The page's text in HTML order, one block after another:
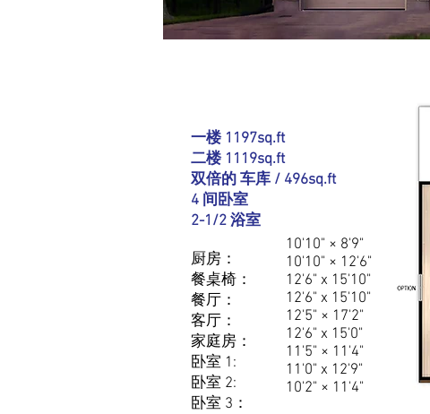
一楼 1197sq.ft
二楼 1119sq.ft
双倍的 车库 / 496sq.ft
4 间卧室
2-1/2 浴室
厨房：
餐桌椅：
餐厅：
客厅：
家庭房：
卧室 1:
卧室 2:
卧室 3：
10'10" × 8'9"
10'10" × 12'6"
12'6" x 15'10"
12'6" x 15'10"
12'5" × 17'2"
12'6" x 15'0"
11'5" × 11'4"
11'0" x 12'9"
10'2" × 11'4"